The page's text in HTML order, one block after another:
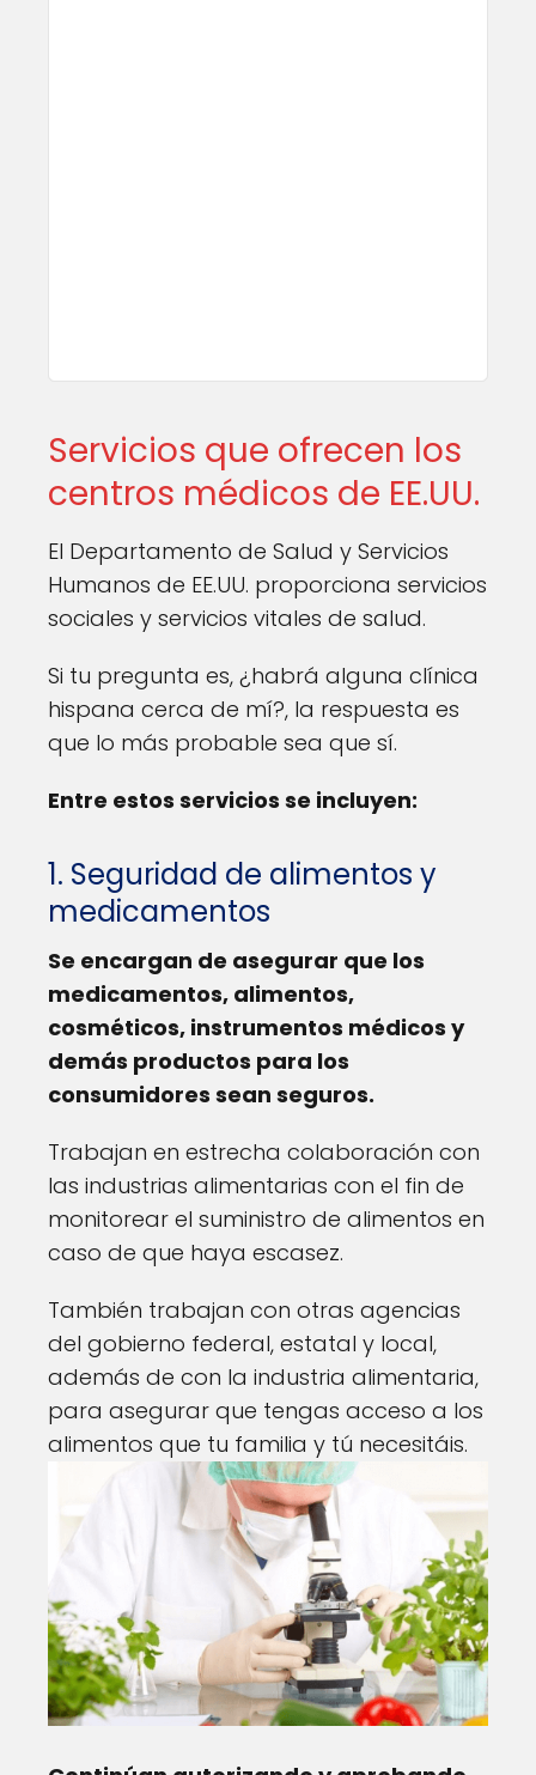
Servicios que ofrecen los
centros médicos de EE.UU.
El Departamento de Salud y Servicios
Humanos de EE.UU. proporciona servicios
sociales y servicios vitales de salud.
Si tu pregunta es, ¿habrá alguna clínica
hispana cerca de mí?, la respuesta es
que lo más probable sea que sí.
Entre estos servicios se incluyen:
1. Seguridad de alimentos y
medicamentos
Se encargan de asegurar que los
medicamentos, alimentos,
cosméticos, instrumentos médicos y
demás productos para los
consumidores sean seguros.
Trabajan en estrecha colaboración con
las industrias alimentarias con el fin de
monitorear el suministro de alimentos en
caso de que haya escasez.
También trabajan con otras agencias
del gobierno federal, estatal y local,
además de con la industria alimentaria,
para asegurar que tengas acceso a los
alimentos que tu familia y tú necesitáis.